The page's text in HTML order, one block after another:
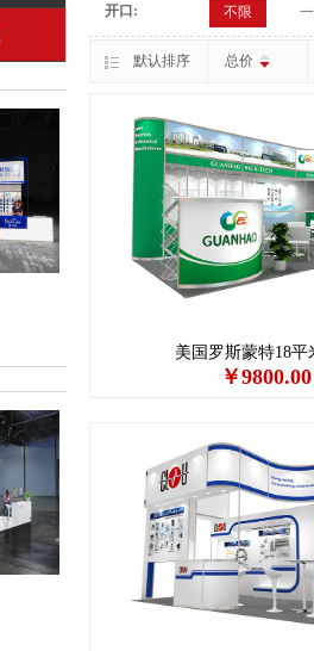
开口: 不限
默认排序 总价
美国罗斯蒙特18平
￥9800.00